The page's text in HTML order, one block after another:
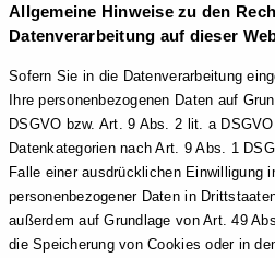
Allgemeine Hinweise zu den
Datenverarbeitung auf dieser
Sofern Sie in die Datenverarbeitung
Ihre personenbezogenen Daten auf
DSGVO bzw. Art. 9 Abs. 2 lit. a
Datenkategorien nach Art. 9 Abs. 1
Falle einer ausdrücklichen Einwilligung
personenbezogener Daten in
außerdem auf Grundlage von Art. 49
die Speicherung von Cookies oder in